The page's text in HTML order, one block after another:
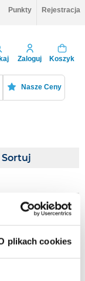
plikach cookies
Punkty Rejestracja
Zaloguj Koszyk
Nasze Ceny
Sortuj